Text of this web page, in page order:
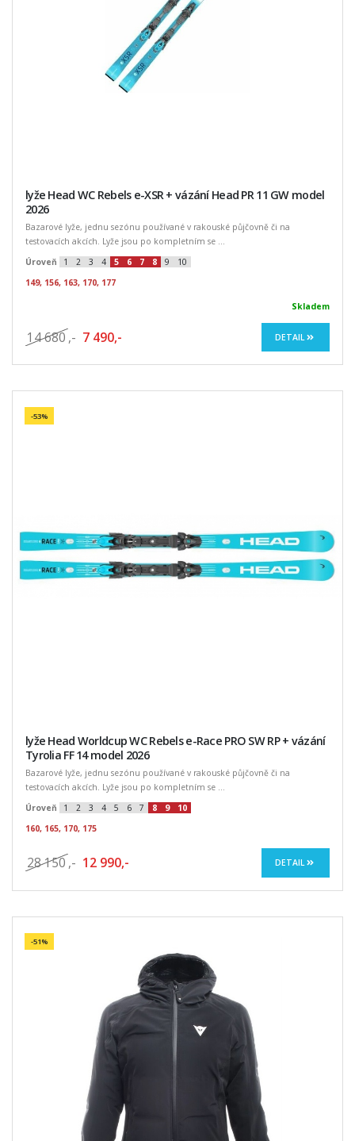
lyže Head WC Rebels e-XSR + vázání Head PR 11 GW model
2026
Bazarové lyže, jednu sezónu používané v rakouské půjčovně či na
testovacích akcích. Lyže jsou po kompletním se ...
Úroveň
1 2 3 4 5 6 7 8 9
10
149, 156, 163, 170, 177
Skladem
14 680 ,- 7 490,- DETAIL
-53%
lyže Head Worldcup WC Rebels e-Race PRO SW RP + vázání
Tyrolia FF 14 model 2026
Bazarové lyže, jednu sezónu používané v rakouské půjčovně či na
testovacích akcích. Lyže jsou po kompletním se ...
Úroveň
1 2 3 4 5 6 7 8 9
10
160, 165, 170, 175
28 150 ,- 12 990,- DETAIL
-51%